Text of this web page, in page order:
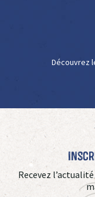
Découvrez
Recevez